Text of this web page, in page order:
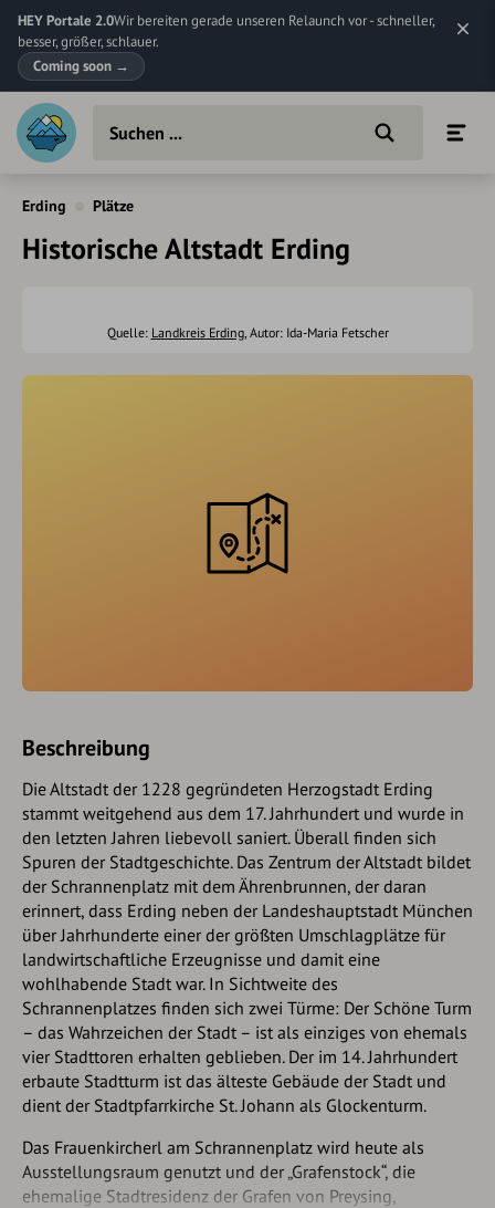
HEY Portale 2.0Wir bereiten gerade unseren Relaunch vor - schneller,
besser, größer, schlauer.
Coming soon →
Erding Plätze
Historische Altstadt Erding
Quelle: Landkreis Erding, Autor: Ida-Maria Fetscher
Beschreibung
Die Altstadt der 1228 gegründeten Herzogstadt Erding
stammt weitgehend aus dem 17. Jahrhundert und wurde in
den letzten Jahren liebevoll saniert. Überall finden sich
Spuren der Stadtgeschichte. Das Zentrum der Altstadt bildet
der Schrannenplatz mit dem Ährenbrunnen, der daran
erinnert, dass Erding neben der Landeshauptstadt München
über Jahrhunderte einer der größten Umschlagplätze für
landwirtschaftliche Erzeugnisse und damit eine
wohlhabende Stadt war. In Sichtweite des
Schrannenplatzes finden sich zwei Türme: Der Schöne Turm
– das Wahrzeichen der Stadt – ist als einziges von ehemals
vier Stadttoren erhalten geblieben. Der im 14. Jahrhundert
erbaute Stadtturm ist das älteste Gebäude der Stadt und
dient der Stadtpfarrkirche St. Johann als Glockenturm.
Das Frauenkircherl am Schrannenplatz wird heute als
Ausstellungsraum genutzt und der „Grafenstock“, die
ehemalige Stadtresidenz der Grafen von Preysing,